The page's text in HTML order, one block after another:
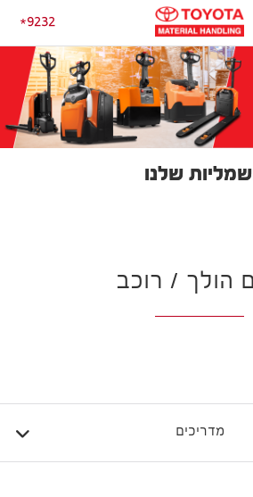
9232 אדם הולך / רוכב
שלנו
הולך / רוכב
מדריכים